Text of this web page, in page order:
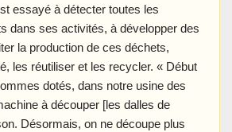
essayé à détecter toutes les
dans ses activités, à développer des
la production de ces déchets,
les réutiliser et les recycler. « Début
dotés, dans notre usine des
à découper [les dalles de
Désormais, on ne découpe plus